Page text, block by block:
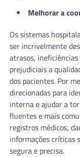
Melhorar a
Os sistemas
ser incrivelmente
atrasos,
prejudiciais a
dos pacientes. Por
direcionadas para
interna e ajudar a
fluentes e mais
registros médicos,
informações críticas
segura e precisa.